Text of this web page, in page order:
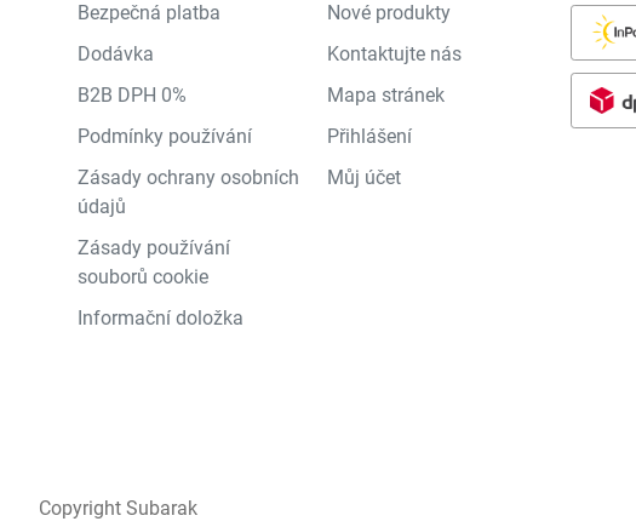
Bezpečná platba
Dodávka
B2B DPH 0%
Podmínky používání
Zásady ochrany osobních
údajů
Zásady používání
souborů cookie
Informační doložka
Nové produkty
Kontaktujte nás
Mapa stránek
Přihlášení
Můj účet
Copyright Subarak